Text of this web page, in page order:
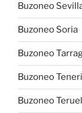
Buzoneo
Buzoneo Soria
Buzoneo
Buzoneo
Buzoneo Teruel